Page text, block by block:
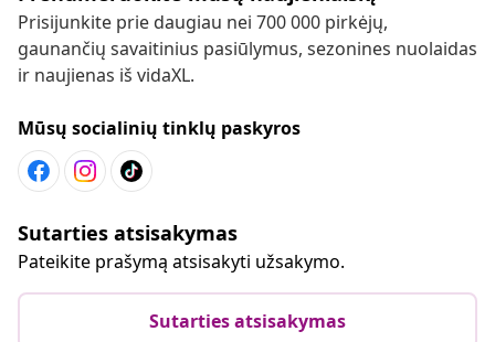
Prisijunkite prie daugiau nei 700 000 pirkėjų,
gaunančių savaitinius pasiūlymus, sezonines nuolaidas
ir naujienas iš vidaXL.
Mūsų socialinių tinklų paskyros
Sutarties atsisakymas
Pateikite prašymą atsisakyti užsakymo.
Sutarties atsisakymas